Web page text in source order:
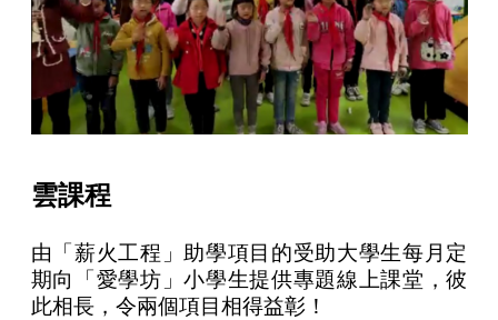
雲課程
由「薪火工程」助學項目的受助大學生每月定
期向「愛學坊」小學生提供專題線上課堂，彼
此相長，令兩個項目相得益彰！